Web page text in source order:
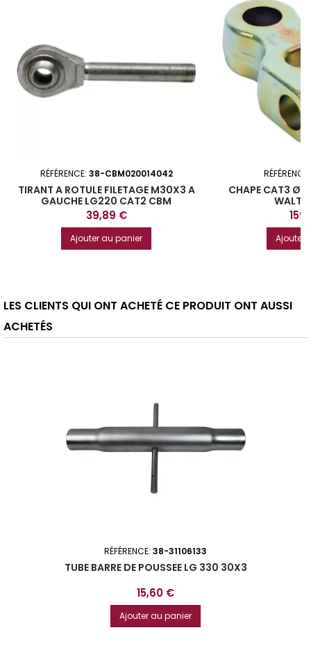
RÉFÉRENCE: 38-CBM020014042
TIRANT A ROTULE FILETAGE M30X3 A
GAUCHE LG220 CAT2 CBM
Prix
39,89 €
Ajouter au panier
CHAPE CAT3 Ø
Prix
Ajouter
LES CLIENTS QUI ONT ACHETÉ CE PRODUIT ONT AUSSI
ACHETÉS
RÉFÉRENCE: 38-31106133
TUBE BARRE DE POUSSEE LG 330 30X3
Prix
15,60 €
Ajouter au panier